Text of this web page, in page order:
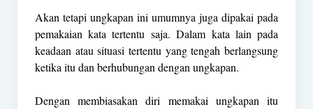
Akan tetapi ungkapan ini umumnya juga dipakai pada
pemakaian kata tertentu saja. Dalam kata lain pada
keadaan atau situasi tertentu yang tengah berlangsung
ketika itu dan berhubungan dengan ungkapan.
Dengan membiasakan diri memakai ungkapan itu